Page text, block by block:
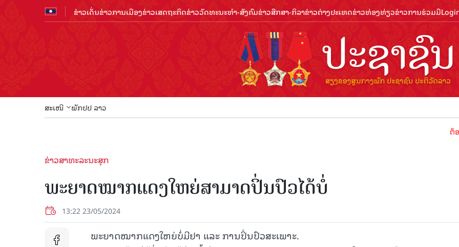
ຂ່າວເດັ່ນຂ່າວການເມືອງຂ່າວເສດຖະກິດຂ່າວວັດທະນະທຳ-ສັງຄົມຂ່າວສືກສາ-ກິລາຂ່າວຕ່າງປະເທດຂ່າວທ່ອງທ່ຽວຂ່າວການຮ່ວມມື
ສະເໜີ ພັກປປ ລາວ
ຕ້ອນຮັບ
ຂ່າວສາທະລະນະສຸກ
ພະຍາດໝາກແດງໃຫຍ່ສາມາດປິ່ນປົວໄດ້ບໍ່
13:22 23/05/2024
ພະຍາດໝາກແດງໃຫຍ່ບໍ່ມີຢາ ແລະ ການປິ່ນປົວສະເພາະ.